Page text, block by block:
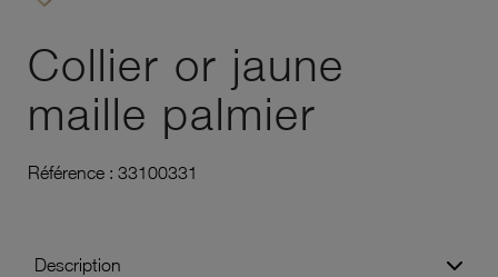
Collier or jaune
maille palmier
Référence : 33100331
Description